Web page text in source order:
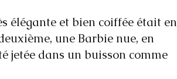
élégante et bien coiffée était en
une Barbie nue, en
jetée dans un buisson comme